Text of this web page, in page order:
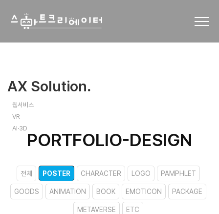
AX Solution.
웹서비스
VR
AI·3D
PORTFOLIO-DESIGN
전체 POSTER CHARACTER LOGO PAMPHLET
GOODS ANIMATION BOOK EMOTICON PACKAGE
METAVERSE ETC